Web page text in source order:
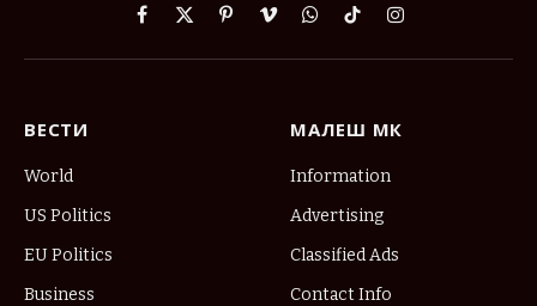
Facebook
X
PinterestVimeoWhatsApp
TikTokInstagram
ВЕСТИ
World
US Politics
EU Politics
Business
МАЛЕШ МК
Information
Advertising
Classified Ads
Contact Info